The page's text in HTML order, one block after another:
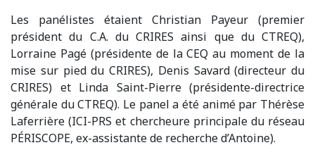
Les panélistes étaient Christian Payeur (premier
président du C.A. du CRIRES ainsi que du CTREQ),
Lorraine Pagé (présidente de la CEQ au moment de la
mise sur pied du CRIRES), Denis Savard (directeur du
CRIRES) et Linda Saint-Pierre (présidente-directrice
générale du CTREQ). Le panel a été animé par Thérèse
Laferrière (ICI-PRS et chercheure principale du réseau
PÉRISCOPE, ex-assistante de recherche d’Antoine).